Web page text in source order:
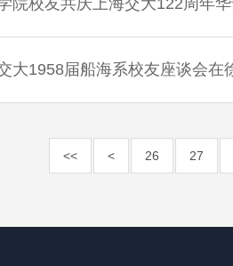
大1958届船海系校友座谈会在
<< < 26 27